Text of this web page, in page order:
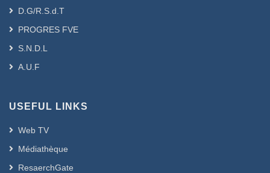
D.G/R.S.d.T
PROGRES FVE
S.N.D.L
A.U.F
USEFUL LINKS
Web TV
Médiathèque
ResaerchGate